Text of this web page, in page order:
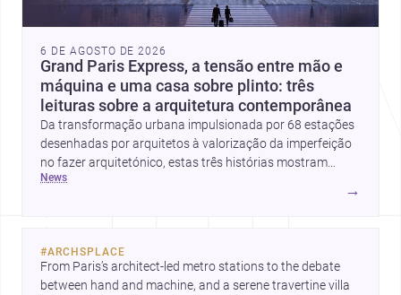
6 DE AGOSTO DE 2026
Grand Paris Express, a tensão entre mão e
máquina e uma casa sobre plinto: três
leituras sobre a arquitetura contemporânea
Da transformação urbana impulsionada por 68 estações
desenhadas por arquitetos à valorização da imperfeição
no fazer arquitetónico, estas três histórias mostram
como a disciplina continua a reinventar cidades, materiais
contemporânea.
news
→
#ARCHSPLACE
From Paris’s architect-led metro stations to the debate
between hand and machine, and a serene travertine villa